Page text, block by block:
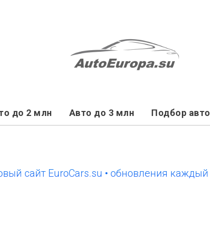
до 2 млн Авто до 3 млн Подбор авто
EuroCars.su • обновления каждый день